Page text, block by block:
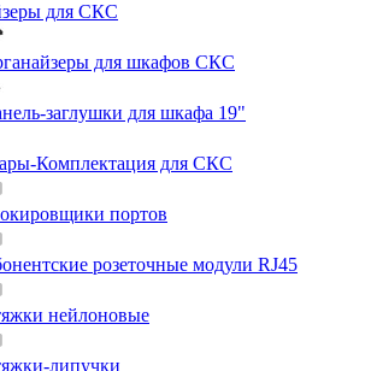
для СКС
для шкафов СКС
заглушки для шкафа 19"
Комплектация для СКС
портов
розеточные модули RJ45
нейлоновые
липучки